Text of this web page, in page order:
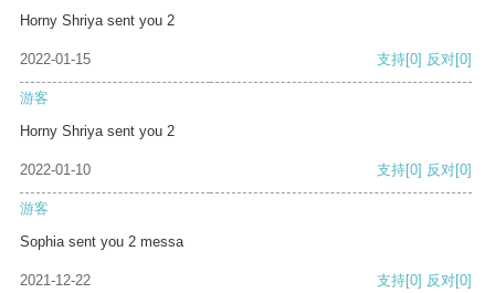
Horny Shriya sent you 2
2022-01-15 支持[0] 反对[0]
游客
Horny Shriya sent you 2
2022-01-10 支持[0] 反对[0]
游客
Sophia sent you 2 messa
2021-12-22 支持[0] 反对[0]